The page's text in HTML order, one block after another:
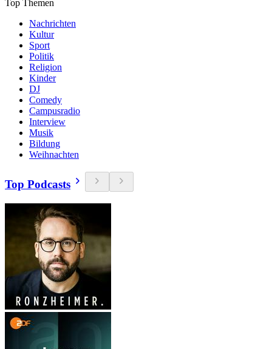
Top Themen
Nachrichten
Kultur
Sport
Politik
Religion
Kinder
DJ
Comedy
Campusradio
Interview
Musik
Bildung
Weihnachten
Top Podcasts